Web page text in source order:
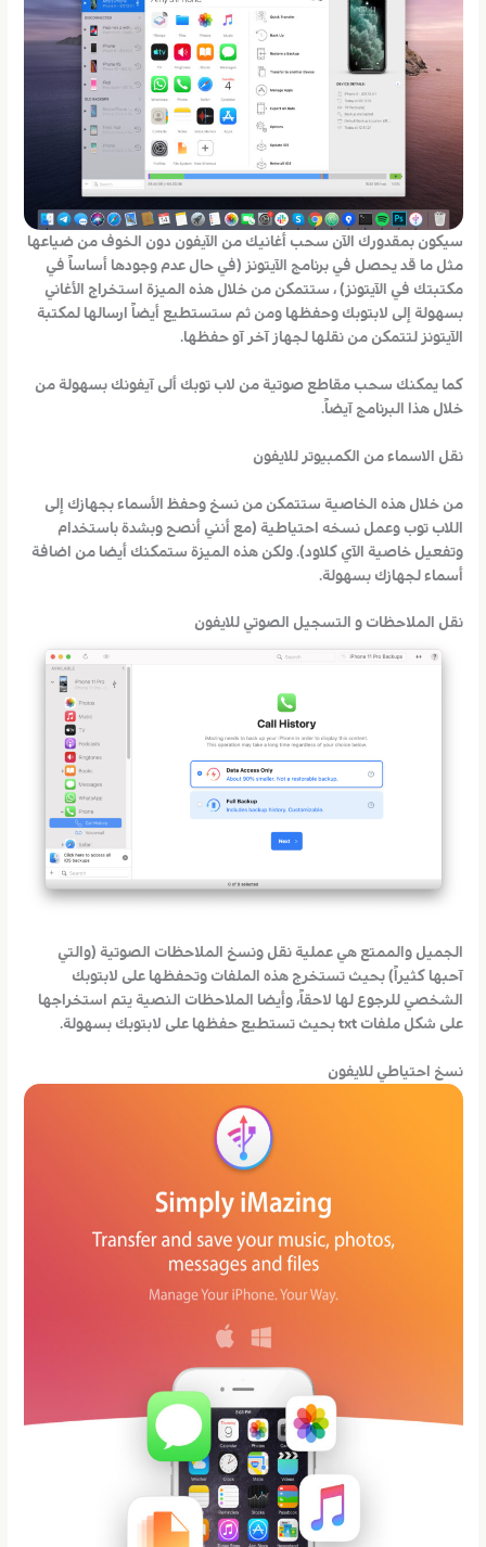
سيكون بمقدورك الآن سحب أغانيك من الآيفون دون الخوف من ضياعها
مثل ما قد يحصل في برنامج الآيتونز (في حال عدم وجودها أساساً في
مكتبتك في الآيتونز) ، ستتمكن من خلال هذه الميزة استخراج الأغاني
بسهولة إلى لابتوبك وحفظها ومن ثم ستستطيع أيضاً ارسالها لمكتبة
الآيتونز لتتمكن من نقلها لجهاز آخر آو حفظها.
كما يمكنك سحب مقاطع صوتية من لاب توبك ألى آيفونك بسهولة من
خلال هذا البرنامج آيضاً.
نقل الاسماء من الكمبيوتر للايفون
من خلال هذه الخاصية ستتمكن من نسخ وحفظ الأسماء بجهازك إلى
اللاب توب وعمل نسخه احتياطية (مع أنني أنصح وبشدة باستخدام
وتفعيل خاصية الآي كلاود). ولكن هذه الميزة ستمكنك أيضا من اضافة
أسماء لجهازك بسهولة.
نقل الملاحظات و التسجيل الصوتي للايفون
الجميل والممتع هي عملية نقل ونسخ الملاحظات الصوتية (والتي
آحبها كثيراً) بحيث تستخرج هذه الملفات وتحفظها على لابتوبك
الشخصي للرجوع لها لاحقاً، وأيضا الملاحظات النصية يتم استخراجها
على شكل ملفات txt بحيث تستطيع حفظها على لابتوبك بسهولة.
نسخ احتياطي للايفون